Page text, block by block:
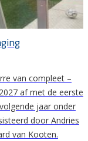
van compleet –
af met de eerste
jaar onder
door Andries
van Kooten.